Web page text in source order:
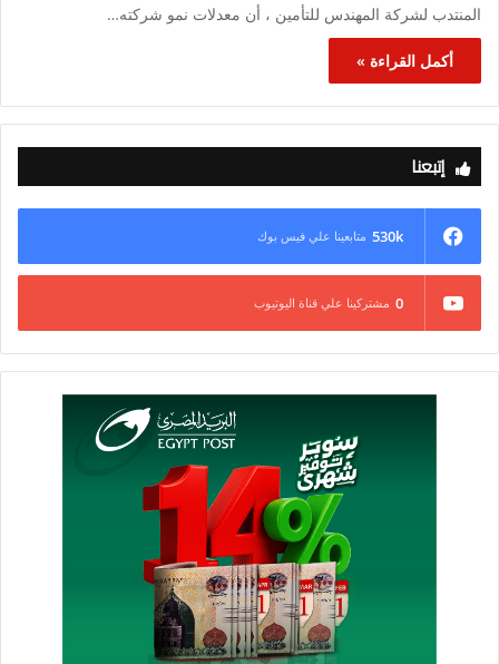
المنتدب لشركة المهندس للتأمين ، أن معدلات نمو شركته…
أكمل القراءة »
إتبعنا
530k متابعينا علي فيس بوك
0 مشتركينا علي قناة اليوتيوب